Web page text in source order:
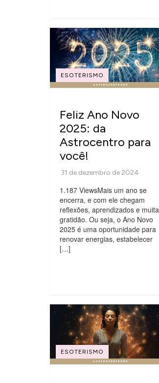
ESOTERISMO
Feliz Ano Novo
2025: da
Astrocentro para
você!
1.187 ViewsMais um ano se
encerra, e com ele chegam
reflexões, aprendizados e muita
gratidão. Ou seja, o Ano Novo
2025 é uma oportunidade para
renovar energias, estabelecer
[…]
ESOTERISMO